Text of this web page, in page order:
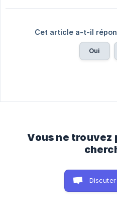
Cet article a-t-il
Oui
Vous ne trouvez